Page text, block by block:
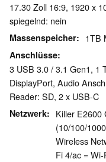
17.30 Zoll 16:9, 1920 x
spiegelnd: nein
Massenspeicher 1TB
Anschlüsse
3 USB 3.0 / 3.1 Gen1, 1
DisplayPort, Audio
Reader: SD, 2 x USB-C
Netzwerk
Killer E2600
(10/100/
Wireless
Fi 4/ac =